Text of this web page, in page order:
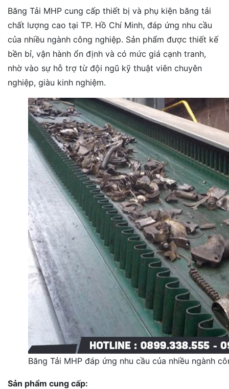
Băng Tải MHP cung cấp thiết bị và phụ kiện băng tải
chất lượng cao tại TP. Hồ Chí Minh, đáp ứng nhu cầu
của nhiều ngành công nghiệp. Sản phẩm được thiết kế
bền bỉ, vận hành ổn định và có mức giá cạnh tranh,
nhờ vào sự hỗ trợ từ đội ngũ kỹ thuật viên chuyên
nghiệp, giàu kinh nghiệm.
Băng Tải MHP đáp ứng nhu cầu của nhiều ngành
Sản phẩm cung cấp: